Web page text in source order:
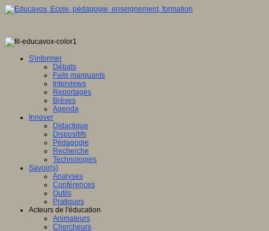
S'informer
Débats
Faits marquants
Interviews
Reportages
Brèves
Agenda
Innover
Didactique
Dispositifs
Pédagogie
Recherche
Technologies
Savoir(s)
Analyses
Conférences
Outils
Pratiques
Acteurs de l'éducation
Animateurs
Chercheurs